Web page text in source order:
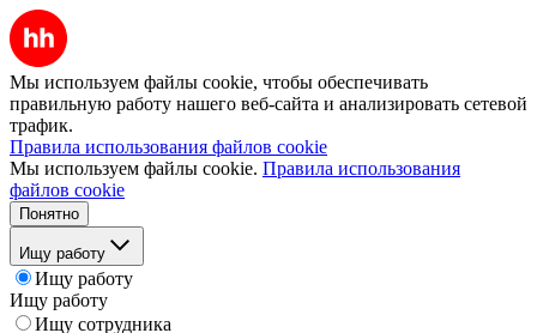
Мы используем файлы cookie, чтобы обеспечивать
правильную работу нашего веб-сайта и анализировать сетевой
трафик.
Правила использования файлов cookie
Мы используем файлы cookie. Правила использования
файлов cookie
Понятно
Ищу работу
Ищу работу
Ищу работу
Ищу сотрудника